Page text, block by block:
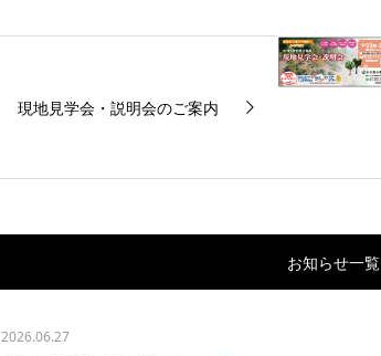
現地見学会・説明会のご案内
お知らせ一覧
2026.06.27